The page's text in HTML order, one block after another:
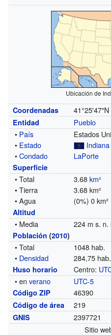
Ubicación de
Coordenadas 41°25′47″N
Entidad
Pueblo
• País
Estados
• Estado
Indiana
•Condado LaPorte
Superficie
• Total 3.68km²
• Tierra
3.68 km²
• Agua
(0%) 0 km²
Altitud
• Media 224 m s. n.
Población (2010)
• Total
1048 hab.
• Densidad 284,75
Huso horario Centro:
• enverano UTC-5
Código ZIP 46390
Código de área 219
GNIS
2397721
Sitio